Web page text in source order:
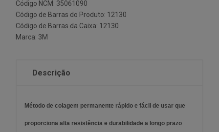
Código NCM: 35061090
Código de Barras do Produto: 12130
Código de Barras da Caixa: 12130
Marca: 3M
Descrição
Método de colagem permanente rápido e fácil de usar que
proporciona alta resistência e durabilidade a longo prazo